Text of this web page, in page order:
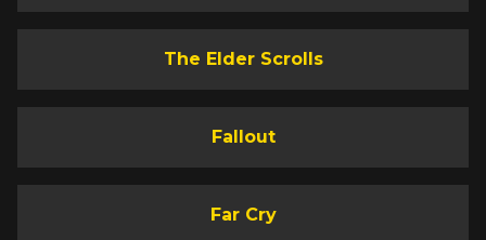
The Elder Scrolls
Fallout
Far Cry